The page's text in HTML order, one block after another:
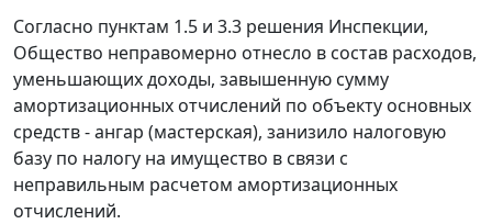
Согласно пунктам 1.5 и 3.3 решения Инспекции,
Общество неправомерно отнесло в состав расходов,
уменьшающих доходы, завышенную сумму
амортизационных отчислений по объекту основных
средств - ангар (мастерская), занизило налоговую
базу по налогу на имущество в связи с
неправильным расчетом амортизационных
отчислений.